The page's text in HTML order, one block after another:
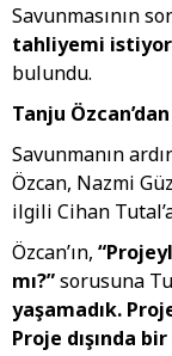
Savunmasının
tahliyemi
bulundu.
Tanju
Savunmanın
Özcan, Nazmi
ilgili Cihan
Özcan’ın,
mı?”sorusuna
yaşamadık.
Proje dışında